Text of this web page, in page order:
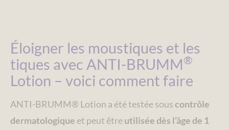
Éloigner les moustiques et les
tiques avec ANTI-BRUMM®
Lotion – voici comment faire
ANTI-BRUMM® Lotion a été testée souscontrôle
dermatologique et peut êtreutilisée dès l’âge de 1